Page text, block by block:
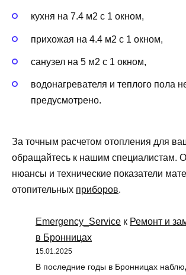
кухня на 7.4 м2 с 1 окном,
прихожая на 4.4 м2 с 1 окном,
санузел на 5 м2 с 1 окном,
водонагревателя и теплого пола
предусмотрено.
За точным расчетом отопления для
обращайтесь к нашим специалистам.
нюансы и технические показатели
отопительных приборов.
Emergency_Service к Ремонт и
в Бронницах
15.01.2025
В последние годы в Бронницах